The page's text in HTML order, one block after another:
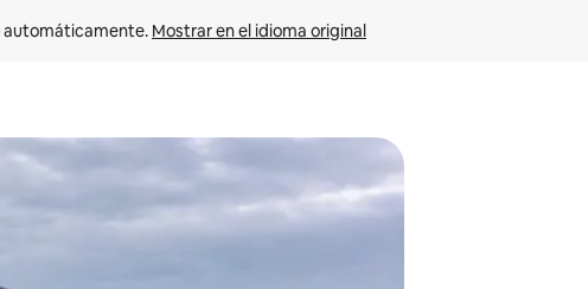
automáticamente. Mostrar en el idioma original